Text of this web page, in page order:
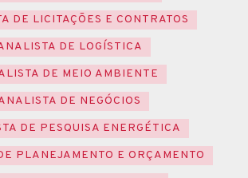
DE LICITAÇÕES E CONTRATOS
DE LOGÍSTICA
DE MEIO AMBIENTE
DE NEGÓCIOS
DE PESQUISA ENERGÉTICA
PLANEJAMENTO E ORÇAMENTO